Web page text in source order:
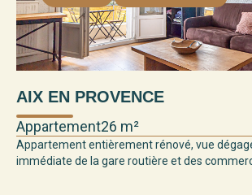
AIX EN PROVENCE
Appartement26 m²
Appartement entièrement rénové, vue
immédiate de la gare routière et des